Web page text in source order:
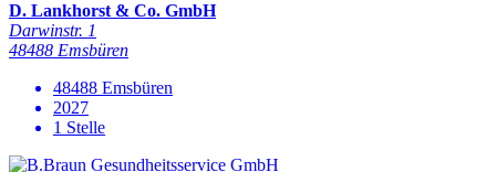
D. Lankhorst & Co. GmbH
Darwinstr. 1
48488 Emsbüren
48488 Emsbüren
2027
1 Stelle